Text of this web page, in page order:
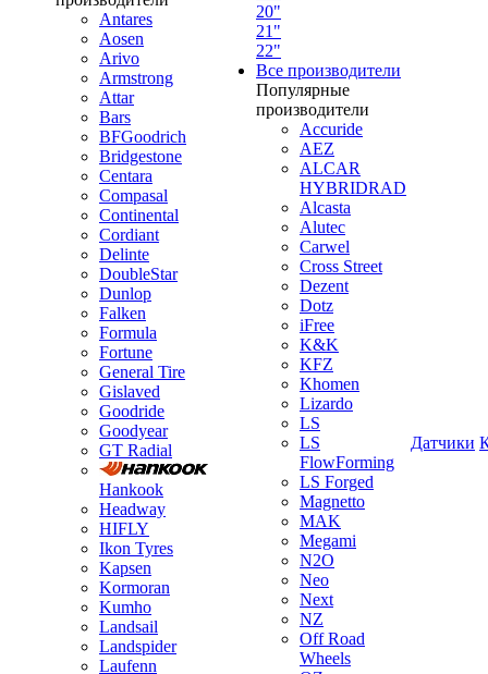
Antares
Aosen
Arivo
Armstrong
Attar
Bars
BFGoodrich
Bridgestone
Centara
Compasal
Continental
Cordiant
Delinte
DoubleStar
Dunlop
Falken
Formula
Fortune
General Tire
Gislaved
Goodride
Goodyear
GT Radial
Hankook
Headway
HIFLY
Ikon Tyres
Kapsen
Kormoran
Kumho
Landsail
Landspider
Laufenn
20"
21"
22"
Все производители
Популярные
производители
Accuride
AEZ
ALCAR
HYBRIDRAD
Alcasta
Alutec
Carwel
Cross Street
Dezent
Dotz
iFree
K&K
KFZ
Khomen
Lizardo
LS
LS
FlowForming
LS Forged
Magnetto
MAK
Megami
N2O
Neo
Next
NZ
Off Road
Wheels
Датчики